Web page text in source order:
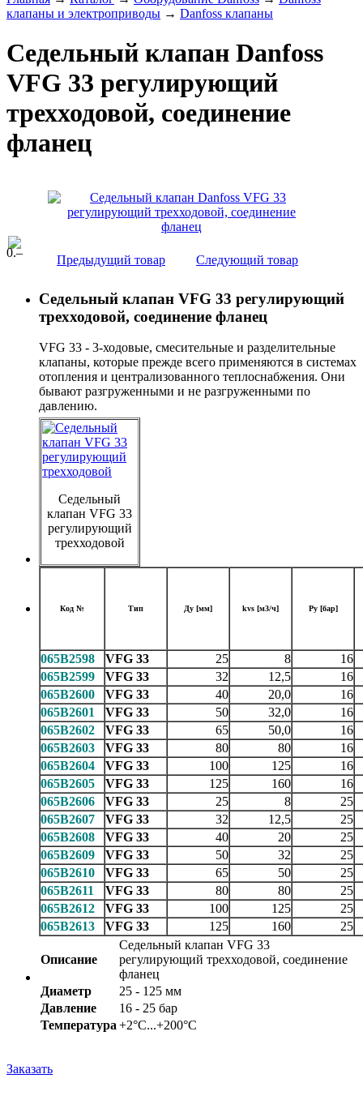
клапаны и электроприводы → Danfoss клапаны
Седельный клапан Danfoss
VFG 33 регулирующий
трехходовой, соединение
фланец
Предыдущий товар Следующий товар
0.–
Седельный клапан VFG 33 регулирующий
трехходовой, соединение фланец
VFG 33 - 3-ходовые, смесительные и разделительные
клапаны, которые прежде всего применяются в системах
отопления и централизованного теплоснабжения. Они
бывают разгруженными и не разгруженными по
давлению.
Седельный
клапан VFG 33
регулирующий
трехходовой
Код № Тип Ду [мм] kvs [м3/ч] Ру [бар]
065B2598 VFG 33 25 8
16
065B2599
VFG 33 32 12,5
16
065B2600
VFG 33 40 20,0
16
065B2601
VFG 33 50 32,0
16
065B2602
VFG 33 65 50,0
16
065B2603
VFG 33 80 80
16
065B2604
VFG 33 100 125
16
065B2605
VFG 33 125 160
16
065B2606
VFG 33 25 8
25
065B2607
VFG 33 32 12,5
25
065B2608
VFG 33 40 20
25
065B2609
VFG 33 50 32
25
065B2610
VFG 33 65 50
25
065B2611
VFG 33 80 80
25
065B2612
VFG 33 100 125
25
065B2613
VFG 33 125 160 25
Описание
Седельный клапан VFG 33
регулирующий трехходовой, соединение
фланец
Диаметр
25 - 125 мм
Давление
16 - 25 бар
Температура +2°С...+200°С
Заказать